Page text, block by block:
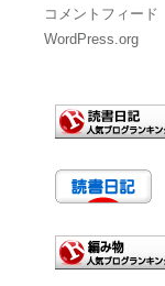
コメントフィード
WordPress.org